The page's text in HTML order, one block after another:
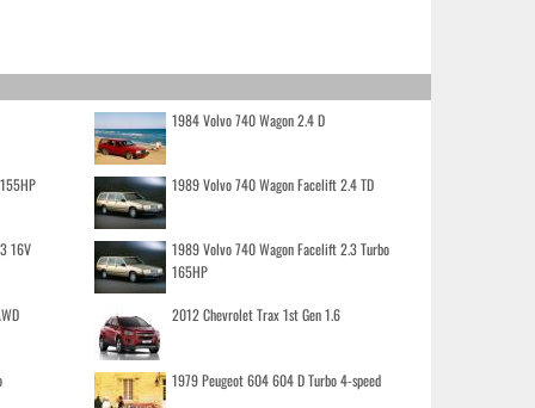
1984 Volvo 740 Wagon 2.4 D
1989 Volvo 740 Wagon Facelift 2.4 TD
16V
1989 Volvo 740 Wagon Facelift 2.3 Turbo
165HP
2012 Chevrolet Trax 1st Gen 1.6
1979 Peugeot 604 604 D Turbo 4-speed